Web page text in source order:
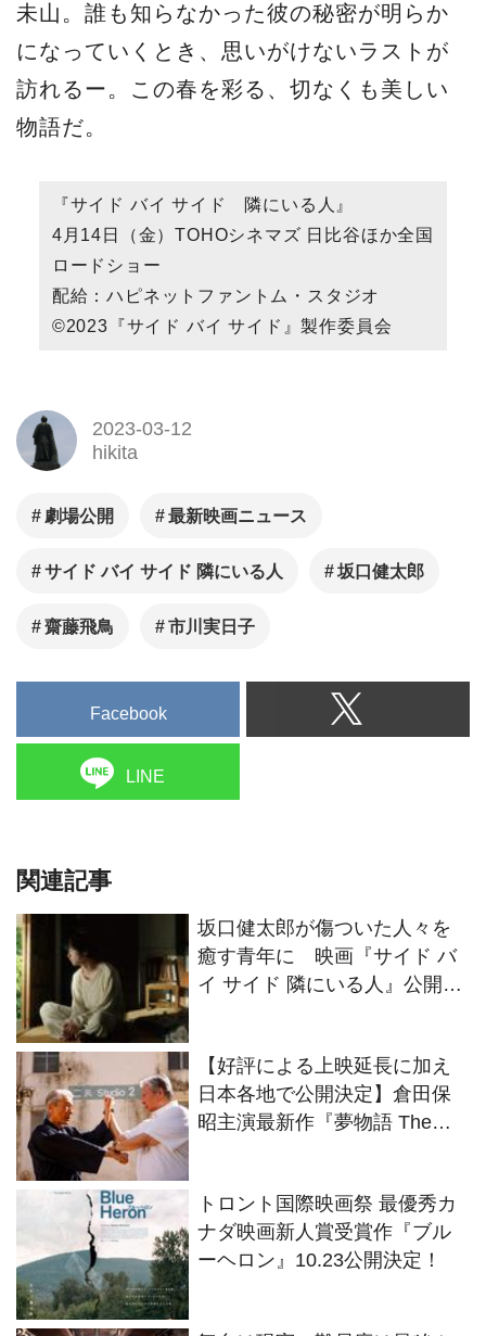
未山。誰も知らなかった彼の秘密が明らか
になっていくとき、思いがけないラストが
訪れるー。この春を彩る、切なくも美しい
物語だ。
『サイド バイ サイド 隣にいる人』
4月14日（金）TOHOシネマズ 日比谷ほか全国
ロードショー
配給：ハピネットファントム・スタジオ
©2023『サイド バイ サイド』製作委員会
2023-03-12
hikita
劇場公開 最新映画ニュース
サイド バイ サイド 隣にいる人 坂口健太郎
齋藤飛鳥 市川実日子
Facebook
LINE
関連記事
坂口健太郎が傷ついた人々を
癒す青年に 映画『サイド バ
イ サイド 隣にいる人』公開決
【好評による上映延長に加え
日本各地で公開決定】倉田保
昭主演最新作『夢物語 The
トロント国際映画祭 最優秀カ
ナダ映画新人賞受賞作『ブル
ーヘロン』10.23公開決定！